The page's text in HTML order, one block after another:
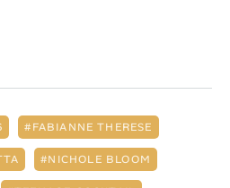
FABIANNE THERESE
NICHOLE BLOOM